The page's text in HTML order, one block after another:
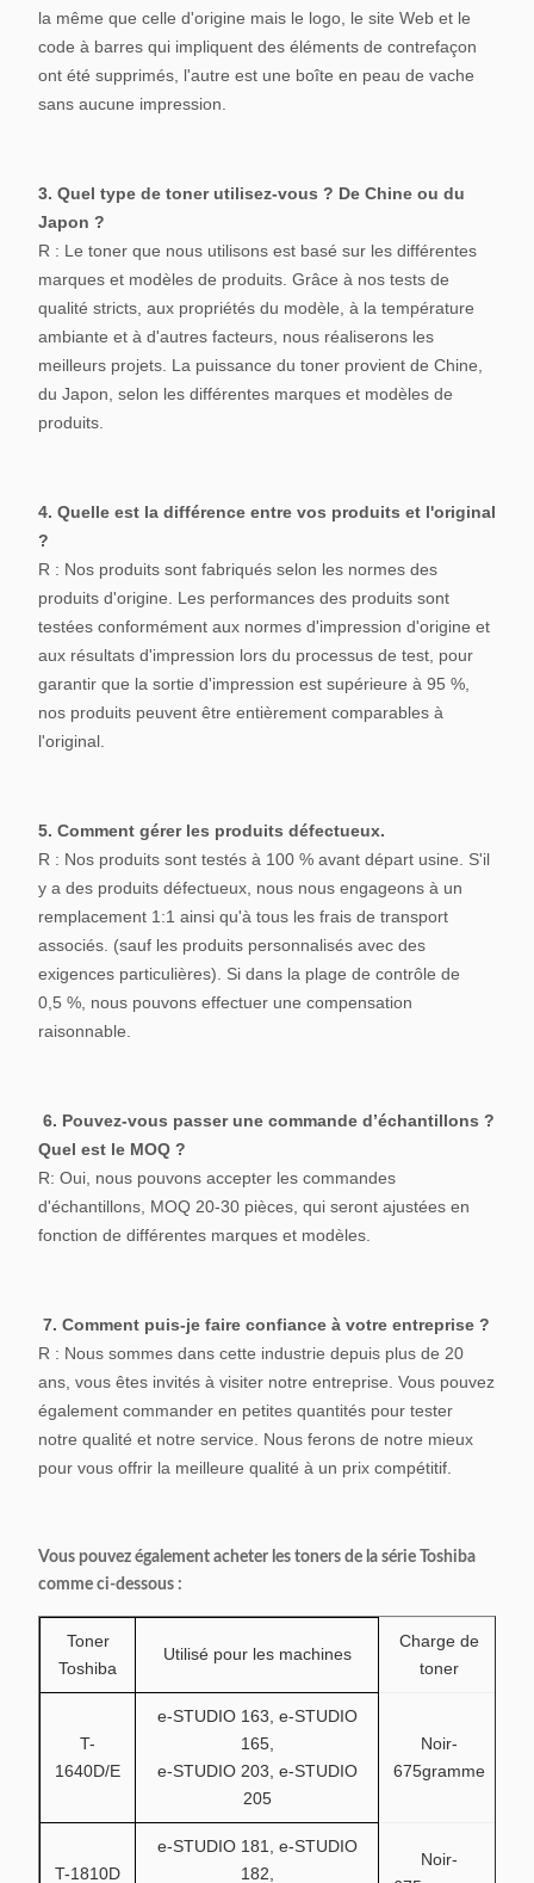
la même que celle d'origine mais le logo, le site Web et le
code à barres qui impliquent des éléments de contrefaçon
ont été supprimés, l'autre est une boîte en peau de vache
sans aucune impression.
3. Quel type de toner utilisez-vous ? De Chine ou du
Japon ?
R : Le toner que nous utilisons est basé sur les différentes
marques et modèles de produits. Grâce à nos tests de
qualité stricts, aux propriétés du modèle, à la température
ambiante et à d'autres facteurs, nous réaliserons les
meilleurs projets. La puissance du toner provient de Chine,
du Japon, selon les différentes marques et modèles de
produits.
4. Quelle est la différence entre vos produits et l'original
?
R : Nos produits sont fabriqués selon les normes des
produits d'origine. Les performances des produits sont
testées conformément aux normes d'impression d'origine et
aux résultats d'impression lors du processus de test, pour
garantir que la sortie d'impression est supérieure à 95 %,
nos produits peuvent être entièrement comparables à
l'original.
5. Comment gérer les produits défectueux.
R : Nos produits sont testés à 100 % avant départ usine. S'il
y a des produits défectueux, nous nous engageons à un
remplacement 1:1 ainsi qu'à tous les frais de transport
associés. (sauf les produits personnalisés avec des
exigences particulières). Si dans la plage de contrôle de
0,5 %, nous pouvons effectuer une compensation
raisonnable.
6. Pouvez-vous passer une commande d’échantillons ?
Quel est le MOQ ?
R: Oui, nous pouvons accepter les commandes
d'échantillons, MOQ 20-30 pièces, qui seront ajustées en
fonction de différentes marques et modèles.
7. Comment puis-je faire confiance à votre entreprise ?
R : Nous sommes dans cette industrie depuis plus de 20
ans, vous êtes invités à visiter notre entreprise. Vous pouvez
également commander en petites quantités pour tester
notre qualité et notre service. Nous ferons de notre mieux
pour vous offrir la meilleure qualité à un prix compétitif.
Vous pouvez également acheter les toners de la série Toshiba
comme ci-dessous :
Toner
Toshiba
Utilisé pour les machines
Charge de
toner
T-
1640D/E
e-STUDIO 163, e-STUDIO
165,
e-STUDIO 203, e-STUDIO
205
Noir-
675gramme
T-1810D
e-STUDIO 181, e-STUDIO
182,
Noir-